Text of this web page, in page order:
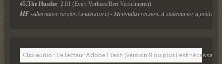
45.The Hustler 2:01 (Evert Verhees/Bert Verschueren)
MF -Alternative version (underscore) - Minimalist version. A stakeout for a police
Clip audio : Le lecteur Adobe Flash (version 9 ou plus) est